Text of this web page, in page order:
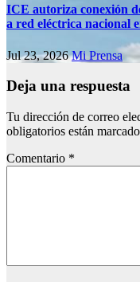
ICE autoriza conexión
a red eléctrica nacional
Jul 23, 2026Mi Prensa
Deja una respuesta
Tu dirección de correo
obligatorios están
Comentario *